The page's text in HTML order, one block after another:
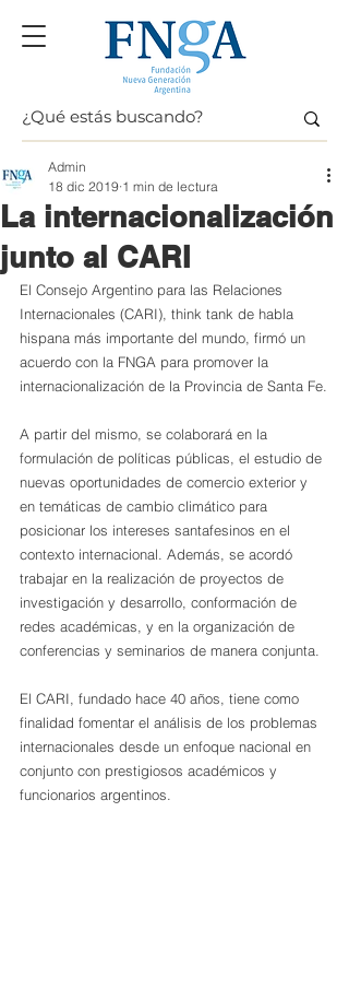
La internacionalización
junto al CARI
Admin
18 dic 2019 1 min de lectura
El Consejo Argentino para las Relaciones
Internacionales (CARI), think tank de habla
hispana más importante del mundo, firmó un
acuerdo con la FNGA para promover la
internacionalización de la Provincia de Santa Fe.
A partir del mismo, se colaborará en la
formulación de políticas públicas, el estudio de
nuevas oportunidades de comercio exterior y
en temáticas de cambio climático para
posicionar los intereses santafesinos en el
contexto internacional. Además, se acordó
trabajar en la realización de proyectos de
investigación y desarrollo, conformación de
redes académicas, y en la organización de
conferencias y seminarios de manera conjunta.
El CARI, fundado hace 40 años, tiene como
finalidad fomentar el análisis de los problemas
internacionales desde un enfoque nacional en
conjunto con prestigiosos académicos y
funcionarios argentinos.